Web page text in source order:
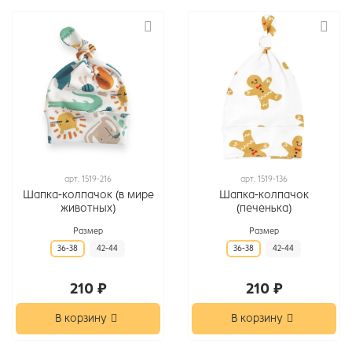
арт. 1519-216
Шапка-колпачок (в мире
животных)
Размер
36-38 42-44
210 ₽
В корзину
арт. 1519-136
Шапка-колпачок
(печенька)
Размер
36-38 42-44
210 ₽
В корзину